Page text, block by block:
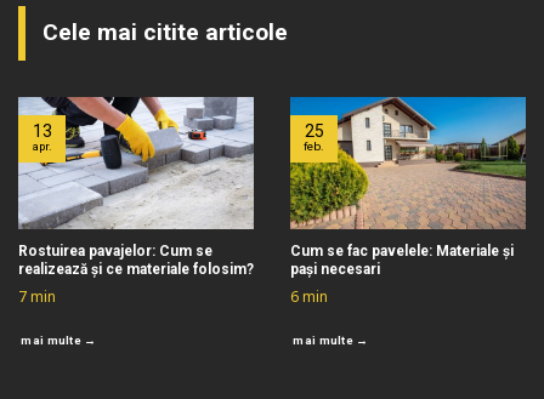
Cele mai citite articole
Rostuirea pavajelor: Cum se
realizează și ce materiale folosim?
7min
mai multe →
13
apr.
Cum se fac pavelele: Materiale și
pași necesari
6min
mai multe →
25
feb.